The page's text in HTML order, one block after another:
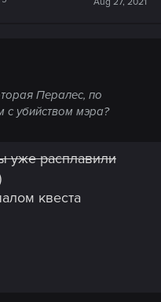
Пералес, по
с убийством мэра?
уже расплавили
квеста